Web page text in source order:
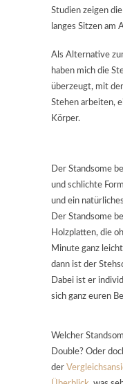
Studien zeigen
langes Sitzen am
Als Alternative
haben mich die
überzeugt, mit
Stehen arbeiten,
Körper.
Der Standsome
und schlichte
und ein
Der Standsome
Holzplatten, die
Minute ganz
dann ist der
Dabei ist er
sich ganz euren
Welcher
Double? Oder
der